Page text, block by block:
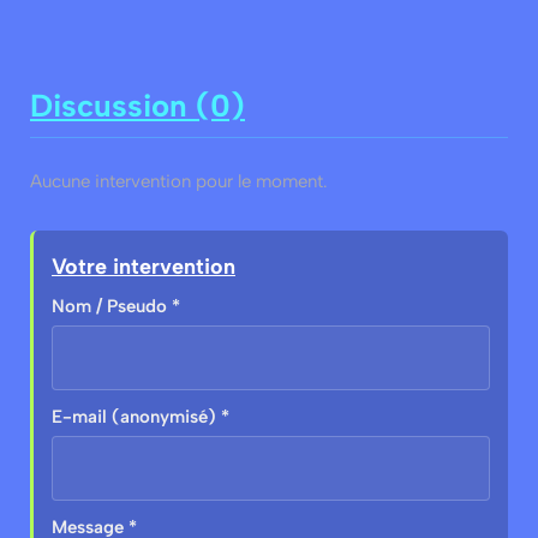
Discussion (0)
Aucune intervention pour le moment.
Votre intervention
Nom / Pseudo *
E-mail (anonymisé) *
Message *